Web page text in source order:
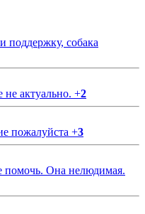
поддержку, собака
актуально. +2
пожалуйста +3
Она нелюдимая.